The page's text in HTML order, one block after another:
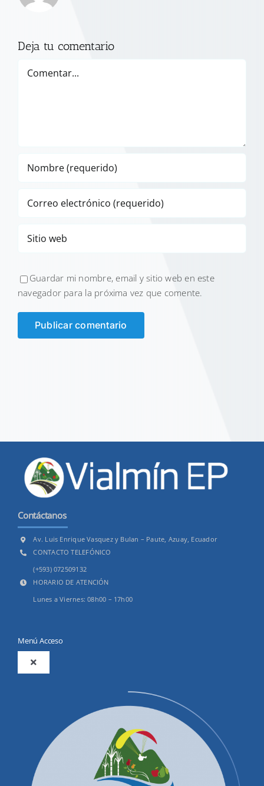
Deja tu comentario
Guardar mi nombre, email y sitio web en este
navegador para la próxima vez que comente.
Contáctanos
Av. Luis Enrique Vasquez y Bulan – Paute, Azuay, Ecuador
CONTACTO TELEFÓNICO
(+593) 072509132
HORARIO DE ATENCIÓN
Lunes a Viernes: 08h00 – 17h00
Menú Acceso
Toggle
Productos y Servicios
Convocatorias Precalificación